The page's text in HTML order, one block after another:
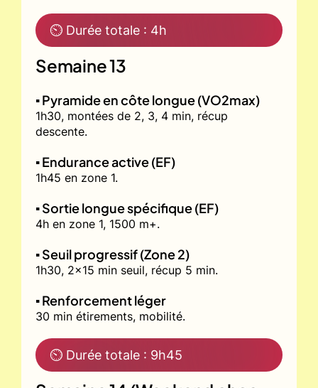
⏲ Durée totale : 4h
Semaine 13
▪️ Pyramide en côte longue (VO2max)
1h30, montées de 2, 3, 4 min, récup
descente.
▪️ Endurance active (EF)
1h45 en zone 1.
▪️ Sortie longue spécifique (EF)
4h en zone 1, 1500 m+.
▪️ Seuil progressif (Zone 2)
1h30, 2x15 min seuil, récup 5 min.
▪️ Renforcement léger
30 min étirements, mobilité.
⏲ Durée totale : 9h45